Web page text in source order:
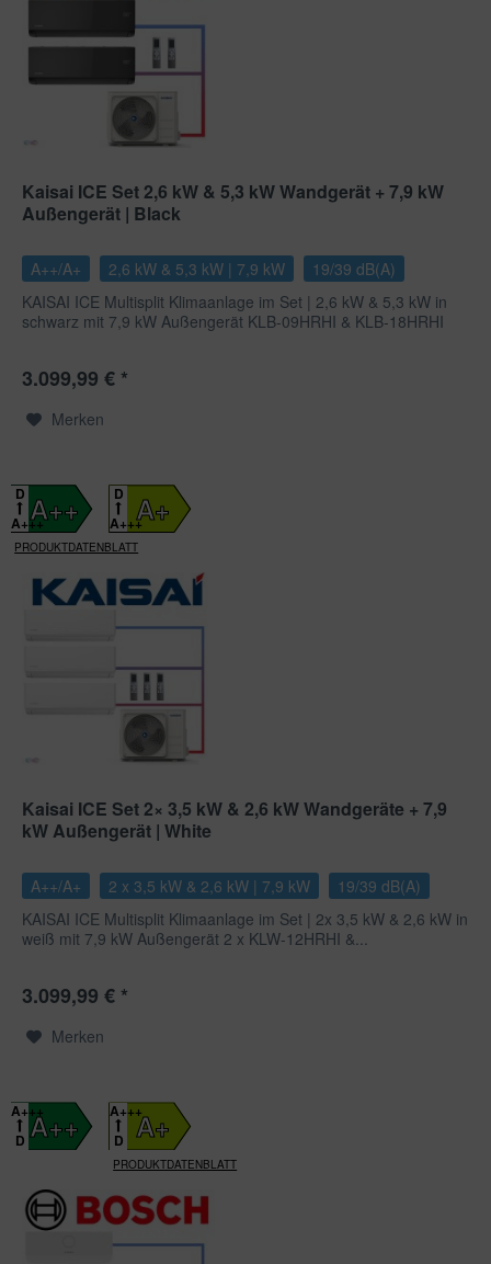
Kaisai ICE Set 2,6 kW & 5,3 kW Wandgerät + 7,9 kW
Außengerät | Black
A++/A+ 2,6 kW & 5,3 kW | 7,9 kW
19/39 dB(A)
KAISAI ICE Multisplit Klimaanlage im Set | 2,6 kW & 5,3 kW in
schwarz mit 7,9 kW Außengerät KLB-09HRHI & KLB-18HRHI
3.099,99 € *
Merken
A++
D
A+++
PRODUKTDATENBLATT
A+
D
A+++
Kaisai ICE Set 2× 3,5 kW & 2,6 kW Wandgeräte + 7,9
kW Außengerät | White
A++/A+ 2 x 3,5 kW & 2,6 kW | 7,9 kW
19/39 dB(A)
KAISAI ICE Multisplit Klimaanlage im Set | 2x 3,5 kW & 2,6 kW in
weiß mit 7,9 kW Außengerät 2 x KLW-12HRHI &...
3.099,99 € *
Merken
A++
A+++
D
A+
A+++
D
PRODUKTDATENBLATT